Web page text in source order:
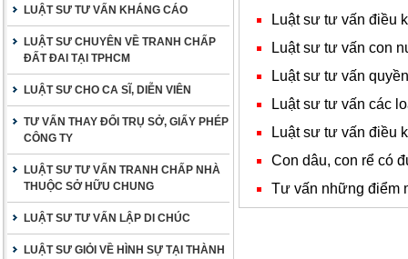
LUẬT SƯ TƯ VẤN KHÁNG CÁO
LUẬT SƯ CHUYÊN VỀ TRANH CHẤP
ĐẤT ĐAI TẠI TPHCM
LUẬT SƯ CHO CA SĨ, DIỄN VIÊN
TƯ VẤN THAY ĐỔI TRỤ SỞ, GIẤY PHÉP
CÔNG TY
LUẬT SƯ TƯ VẤN TRANH CHẤP NHÀ
THUỘC SỞ HỮU CHUNG
LUẬT SƯ TƯ VẤN LẬP DI CHÚC
LUẬT SƯ GIỎI VỀ HÌNH SỰ TẠI THÀNH
Luật sư tư vấn điều
Luật sư tư vấn con
Luật sư tư vấn
Luật sư tư vấn các
Luật sư tư vấn điều
Con dâu, con rể có
Tư vấn những điểm